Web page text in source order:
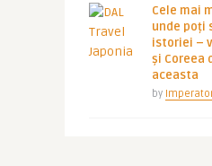
Cele mai
unde poți
istoriei –
și Coreea
aceasta
by